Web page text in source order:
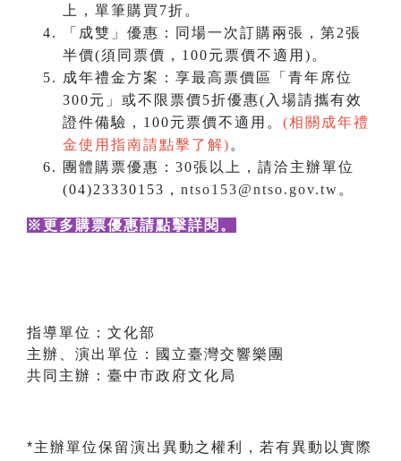
上，單筆購買7折。
「成雙」優惠：同場一次訂購兩張，第2張
半價(須同票價，100元票價不適用)。
成年禮金方案：享最高票價區「青年席位
300元」或不限票價5折優惠(入場請攜有效
證件備驗，100元票價不適用。 (相關成年禮
金使用指南請點擊了解) 。
團體購票優惠：30張以上，請洽主辦單位
(04)23330153， ntso153@ntso.gov.tw 。
※更多購票優惠請點擊詳閱 。
指導單位：文化部
主辦、演出單位：國立臺灣交響樂團
共同主辦：臺中市政府文化局
*主辦單位保留演出異動之權利，若有異動以實際